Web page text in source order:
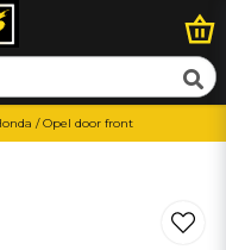
/ Opel door front